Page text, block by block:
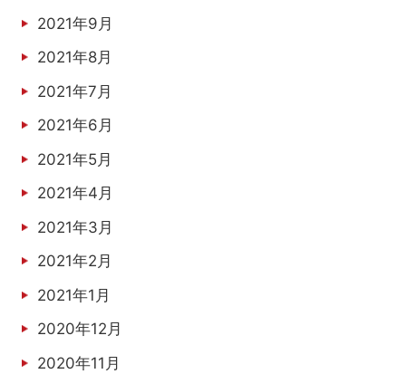
2021年9月
2021年8月
2021年7月
2021年6月
2021年5月
2021年4月
2021年3月
2021年2月
2021年1月
2020年12月
2020年11月